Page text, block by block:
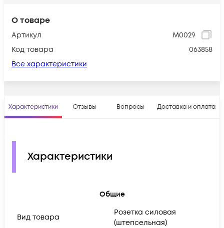
О товаре
Артикул
М0029
Код товара
063858
Все характеристики
Характеристики Отзывы Вопросы Доставка и оплата
Характеристики
Общие
Вид товара
Розетка силовая
(штепсельная)